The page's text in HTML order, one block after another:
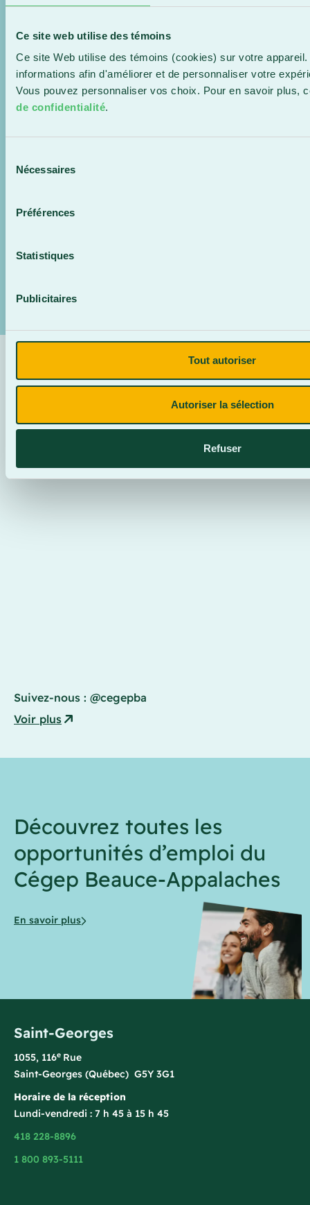
Ce site web utilise des témoins
Ce site Web utilise des témoins (cookies) sur votre
informations afin d'améliorer et de personnaliser votre
Vous pouvez personnaliser vos choix. Pour en savoir plus,
de confidentialité.
Nécessaires
Préférences
Statistiques
Publicitaires
Tout autoriser
Autoriser la sélection
Refuser
Samedi
12 Sep 2026
CONDORS BASEBALL – MATCH À
Tous les événements
Suivez-nous : @cegepba
Voir plus
Découvrez toutes les
opportunités d’emploi du
Cégep Beauce-Appalaches
En savoir plus
Saint-Georges
1055, 116e Rue
Saint-Georges (Québec) G5Y 3G1
Horaire de la réception
Lundi-vendredi : 7 h 45 à 15 h 45
418 228-8896
1 800 893-5111